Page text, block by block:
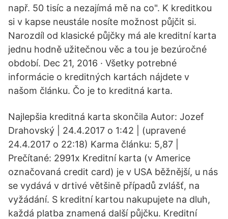
např. 50 tisíc a nezajímá mě na co". K kreditkou
si v kapse neustále nosíte možnost půjčit si.
Narozdíl od klasické půjčky má ale kreditní karta
jednu hodně užitečnou věc a tou je bezúročné
období. Dec 21, 2016 · Všetky potrebné
informácie o kreditných kartách nájdete v
našom článku. Čo je to kreditná karta.
Najlepšia kreditná karta skončila Autor: Jozef
Drahovský | 24.4.2017 o 1:42 | (upravené
24.4.2017 o 22:18) Karma článku: 5,87 |
Prečítané: 2991x Kreditní karta (v Americe
označovaná credit card) je v USA běžnější, u nás
se vydává v drtivé většině případů zvlášť, na
vyžádání. S kreditní kartou nakupujete na dluh,
každá platba znamená další půjčku. Kreditní